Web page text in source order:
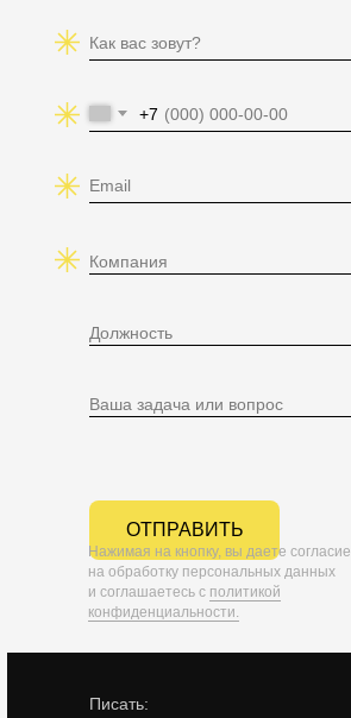
+7
ОТПРАВИТЬ
Нажимая на кнопку, вы даете согласие
на обработку персональных данных
и соглашаетесь c политикой
конфиденциальности.
Писать: